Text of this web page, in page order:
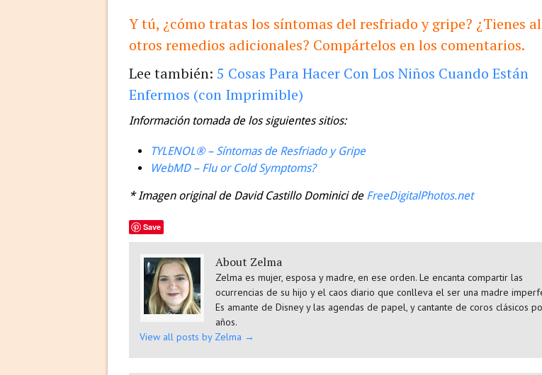
Y tú, ¿cómo tratas los síntomas del resfriado y gripe? ¿Tienes
otros remedios adicionales? Compártelos en los comentarios.
Lee también: 5 Cosas Para Hacer Con Los Niños Cuando Están
Enfermos (con Imprimible)
Información tomada de los siguientes sitios:
TYLENOL® – Síntomas de Resfriado y Gripe
WebMD – Flu or Cold Symptoms?
* Imagen original de David Castillo Dominici de FreeDigitalPhotos.net
Save
About Zelma
Zelma es mujer, esposa y madre, en ese orden. Le encanta compartir las
ocurrencias de su hijo y el caos diario que conlleva el ser una madre
Es amante de Disney y las agendas de papel, y cantante de coros clásicos
años.
View all posts by Zelma →